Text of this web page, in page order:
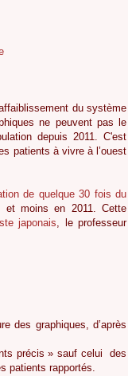
du système
ne peuvent pas le
depuis 2011. C'est
patients à vivre à l’ouest
de quelque 30 fois du
moins en 2011. Cette
japonais, le professeur
des graphiques, d’après
précis » sauf celui des
patients rapportés.